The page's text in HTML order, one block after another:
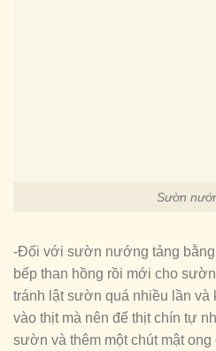
Sườn
-Đối với sườn nướng tảng bằng
bếp than hồng rồi mới cho
tránh lật sườn quá nhiều lần và
vào thịt mà nên để thịt chín tự
sườn và thêm một chút mật